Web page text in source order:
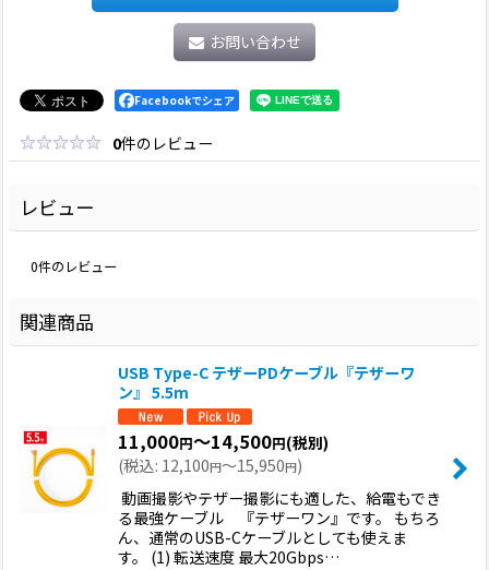
お問い合わせ
Facebookでシェア
0件のレビュー
レビュー
0件のレビュー
関連商品
USB Type-C テザーPDケーブル『テザーワ
ン』 5.5m
11,000円～14,500円(税別)
(税込: 12,100円～15,950円)
動画撮影やテザー撮影にも適した、給電もでき
る最強ケーブル 『テザーワン』です。 もちろ
ん、通常のUSB-Cケーブルとしても使えま
す。 (1) 転送速度 最大20Gbps…